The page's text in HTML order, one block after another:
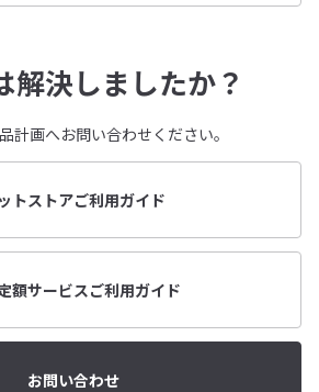
解決しましたか？
計画へお問い合わせください。
トストアご利用ガイド
額サービスご利用ガイド
お問い合わせ